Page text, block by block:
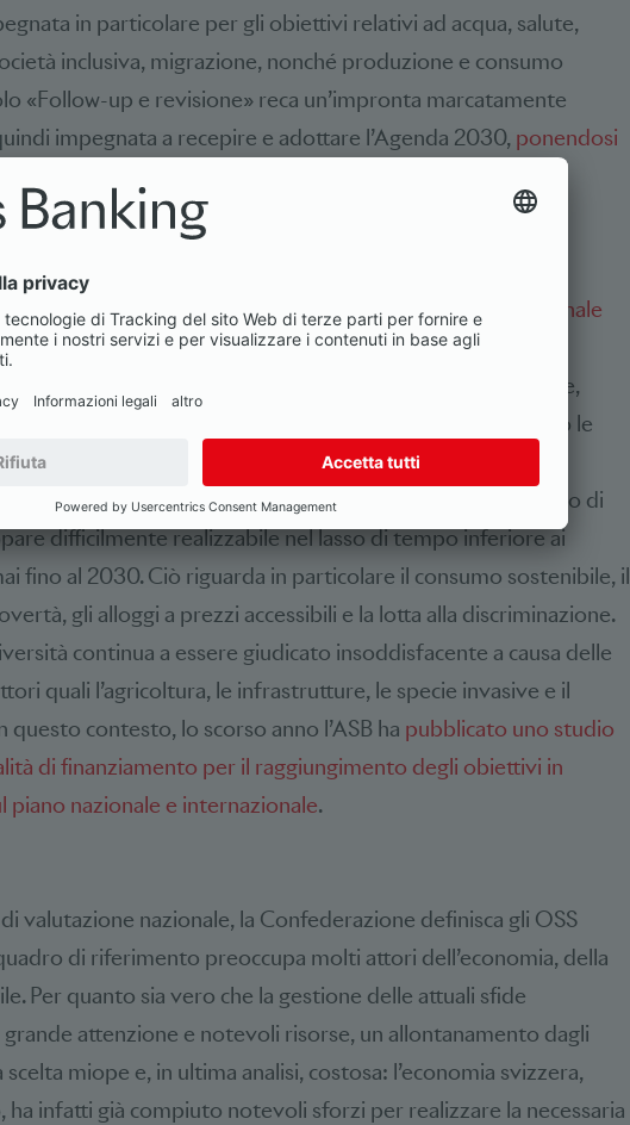
in particolare per gli obiettivi relativi ad acqua, salute,
inclusiva, migrazione, nonché produzione e consumo
«Follow-up e revisione» reca un’impronta marcatamente
impegnata a recepire e adottare l’Agenda 2030, ponendosi
2026: progressi e sfide
federale ha pubblicato il Rapporto di valutazione nazionale
su base volontaria ogni quattro anni, presenta un
degli OSS: da un lato, attraverso nuove strategie,
e strumenti di promozione la Confederazione ha creato le
positivi in settori quali l’economia circolare, le energie
Dall’altro lato, nelle attuali condizioni il raggiungimento di
difficilmente realizzabile nel lasso di tempo inferiore ai
fino al 2030. Ciò riguarda in particolare il consumo sostenibile, il
gli alloggi a prezzi accessibili e la lotta alla discriminazione.
continua a essere giudicato insoddisfacente a causa delle
quali l’agricoltura, le infrastrutture, le specie invasive e il
contesto, lo scorso anno l’ASB ha pubblicato uno studio
di finanziamento per il raggiungimento degli obiettivi in
nazionale e internazionale.
valutazione nazionale, la Confederazione definisca gli OSS
di riferimento preoccupa molti attori dell’economia, della
Per quanto sia vero che la gestione delle attuali sfide
attenzione e notevoli risorse, un allontanamento dagli
miope e, in ultima analisi, costosa: l’economia svizzera,
ha infatti già compiuto notevoli sforzi per realizzare la necessaria